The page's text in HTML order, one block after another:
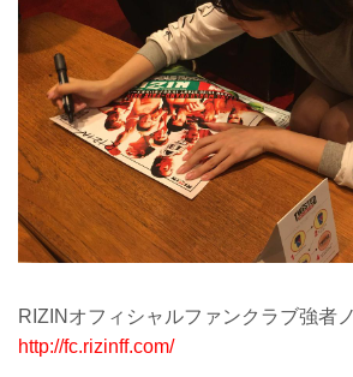
RIZINオフィシャルファンクラブ強者
http://fc.rizinff.com/